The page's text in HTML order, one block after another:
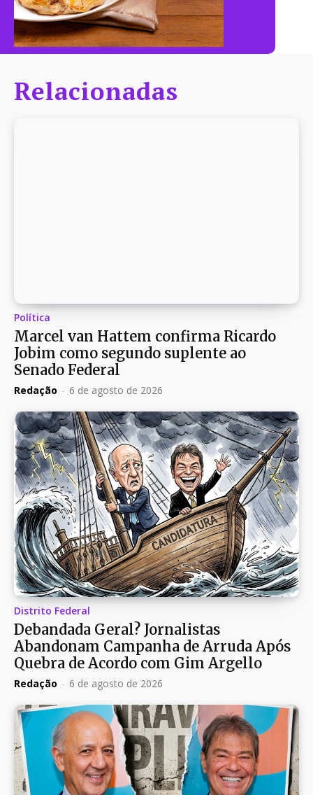
Relacionadas
Política
Marcel van Hattem confirma Ricardo
Jobim como segundo suplente ao
Senado Federal
Redação - 6 de agosto de 2026
Distrito Federal
Debandada Geral? Jornalistas
Abandonam Campanha de Arruda Após
Quebra de Acordo com Gim Argello
Redação - 6 de agosto de 2026